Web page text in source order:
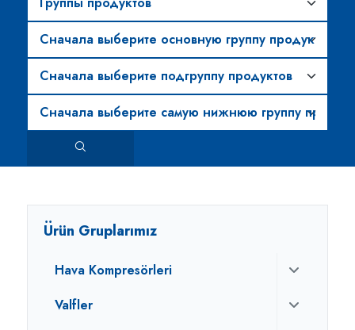
Ürün Gruplarımız
Hava Kompresörleri
Valfler